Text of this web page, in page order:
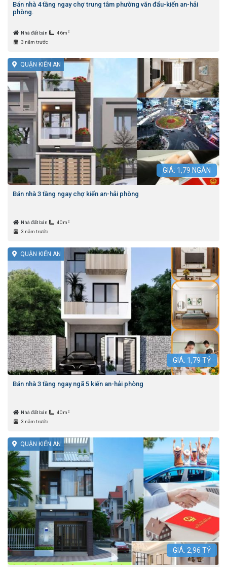
Bán nhà 4 tầng ngay chợ trung tâm phường văn đẩu-kiến an-hải
phòng.
Nhà đất bán 46m 2
3 năm trước
QUẬN KIẾN AN
GIÁ: 1,79 NGÀN
Bán nhà 3 tầng ngay chợ kiến an-hải phòng
Nhà đất bán 40m 2
3 năm trước
QUẬN KIẾN AN
GIÁ: 1,79 TỶ
Bán nhà 3 tầng ngay ngã 5 kiến an-hải phòng
Nhà đất bán 40m 2
3 năm trước
QUẬN KIẾN AN
GIÁ: 2,96 TỶ